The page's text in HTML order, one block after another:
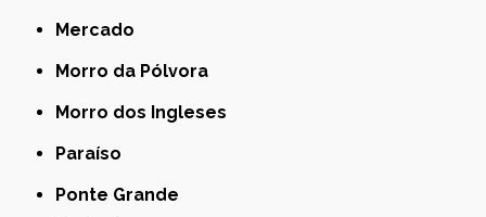
Mercado
Morro da Pólvora
Morro dos Ingleses
Paraíso
Ponte Grande